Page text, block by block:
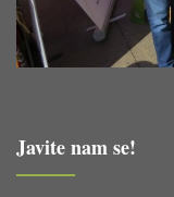
Javite nam se!